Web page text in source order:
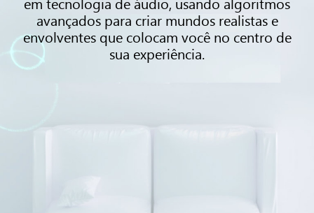
avançados para criar mundos realistas e
envolventes que colocam você no centro de
sua experiência.